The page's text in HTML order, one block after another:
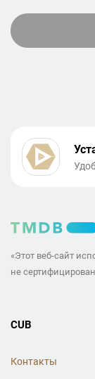
«Этот веб-сайт
не
CUB
Контакты